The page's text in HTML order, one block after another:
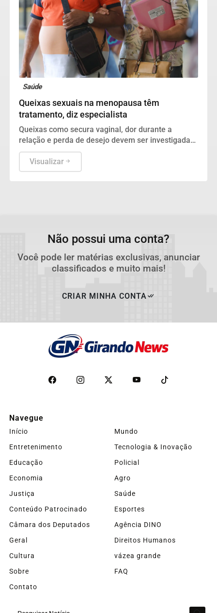
Saúde
Queixas sexuais na menopausa têm
tratamento, diz especialista
Queixas como secura vaginal, dor durante a
relação e perda de desejo devem ser investigadas
e tratadas.
Visualizar
Não possui uma conta?
Você pode ler matérias exclusivas, anunciar
classificados e muito mais!
CRIAR MINHA CONTA
Navegue
Início
Mundo
Entretenimento
Tecnologia & Inovação
Educação
Policial
Economia
Agro
Justiça
Saúde
Conteúdo Patrocinado
Esportes
Câmara dos Deputados
Agência DINO
Geral
Direitos Humanos
Cultura
vázea grande
Sobre
FAQ
Contato